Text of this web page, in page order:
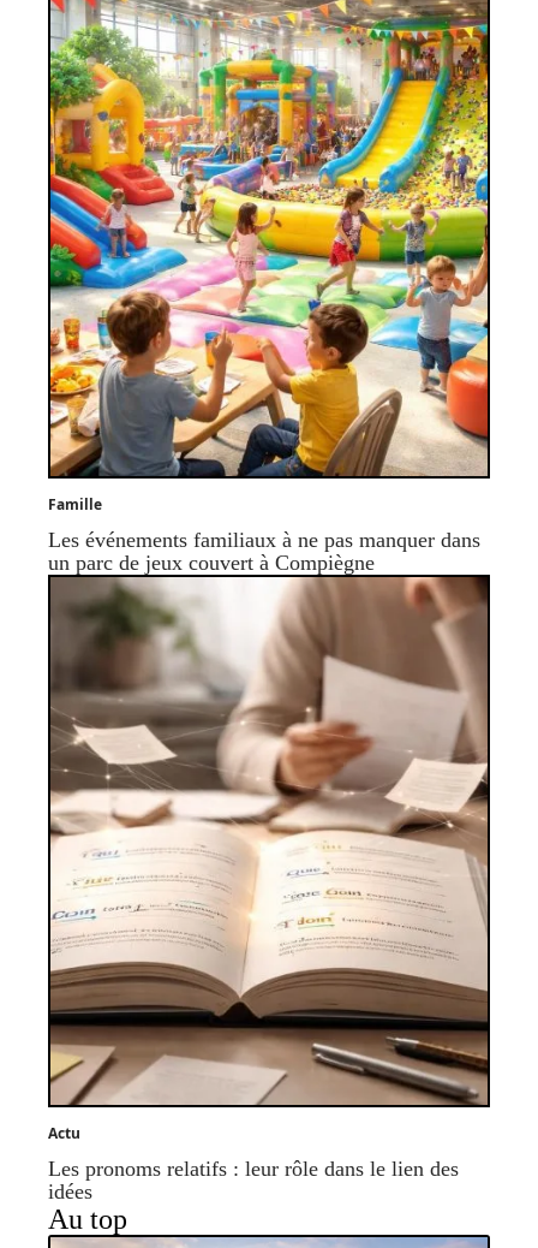
Famille
Les événements familiaux à ne pas manquer dans
un parc de jeux couvert à Compiègne
Actu
Les pronoms relatifs : leur rôle dans le lien des
idées
Au top